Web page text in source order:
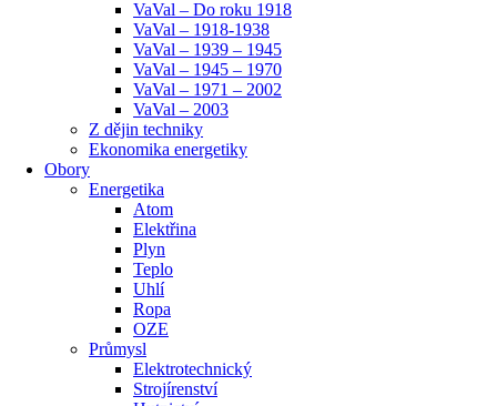
VaVal – Do roku 1918
VaVal – 1918-1938
VaVal – 1939 – 1945
VaVal – 1945 – 1970
VaVal – 1971 – 2002
VaVal – 2003
Z dějin techniky
Ekonomika energetiky
Obory
Energetika
Atom
Elektřina
Plyn
Teplo
Uhlí
Ropa
OZE
Průmysl
Elektrotechnický
Strojírenství